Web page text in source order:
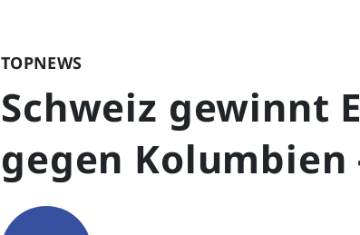
TOPNEWS
Schweiz gewinnt
gegen